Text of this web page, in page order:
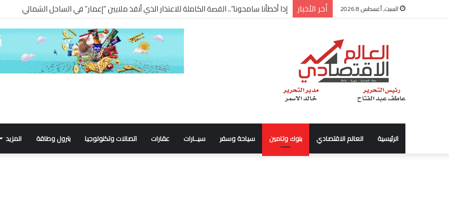
السبت, أغسطس 8 2026 أخر الأخبار شركة “Scope Developments” تعلن تولي أحمد كمال عيسى منصب الرئيس التنفيذي للقطاع التجاري
الرئيسية العالم الاقتصادي بنوك وتامين سياحة وسفر سيــارات عقارات اتصالات وتكنولوجيا بترول وطاقة المزيد